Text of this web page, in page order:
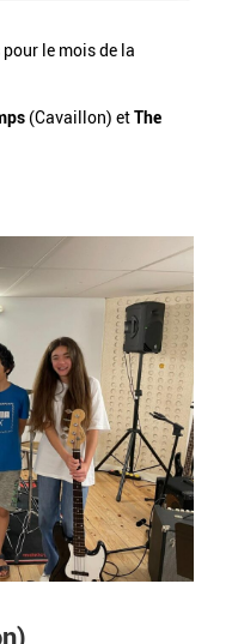
le mois de la
(Cavaillon) etThe